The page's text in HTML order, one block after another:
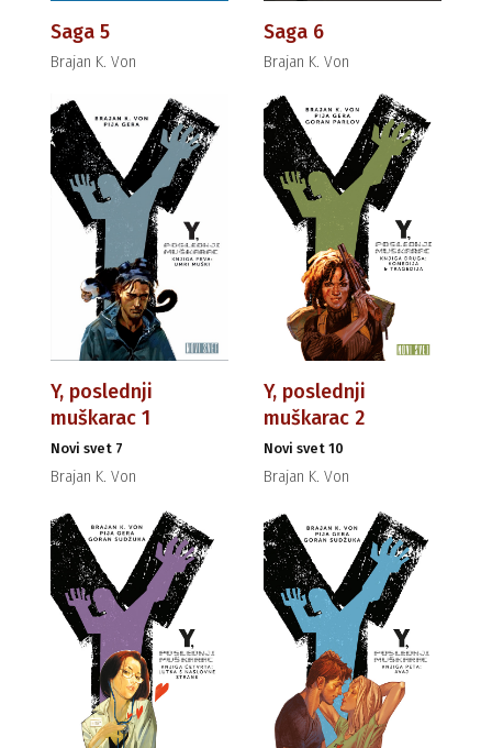
Saga 5
Brajan K. Von
Saga 6
Brajan K. Von
Y, poslednji
muškarac 1
Novi svet 7
Brajan K. Von
Y, poslednji
muškarac 2
Novi svet 10
Brajan K. Von